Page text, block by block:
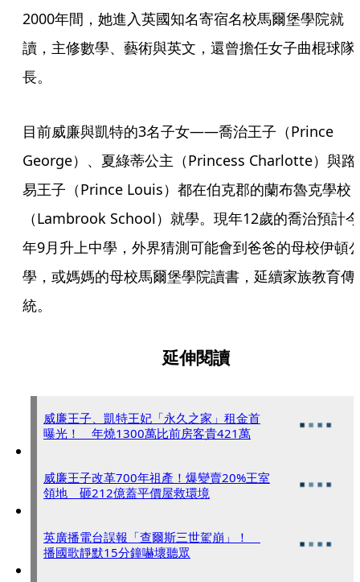
2000年間，她進入英國知名寄宿名校馬爾堡學院就
讀，主修數學、藝術與英文，還曾擔任女子曲棍球隊
長。
目前威廉與凱特的3名子女——喬治王子（Prince
George）、夏綠蒂公主（Princess Charlotte）與路
易王子（Prince Louis）都在伯克郡的蘭布魯克學校
（Lambrook School）就學。現年12歲的喬治預計今
年9月升上中學，外界猜測可能會到爸爸的母校伊頓
學，或媽媽的母校馬爾堡學院讀書，延續家族教育傳
統。
延伸閱讀
威廉王子、凱特王妃「永久之家」租金首
曝光！ 年燒1300萬比前房客貴421萬
威廉王子改革700年祖產！爆變賣20%王室
領地 砸212億蓋平價屋救環境
英廣播電台誤報「查爾斯三世駕崩」！
播國歌靜默15分鐘嚇壞聽眾